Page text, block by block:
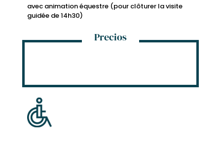
avec animation équestre (pour clôturer la visite
guidée de 14h30)
Precios